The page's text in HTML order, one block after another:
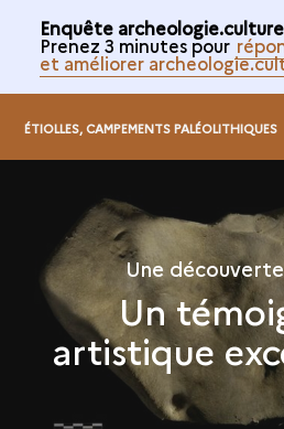
Enquête
Prenez 3 minutes pour
et améliorer
ÉTIOLLES, CAMPEMENTS PALÉOLITHIQUES
Une
Un
artistique